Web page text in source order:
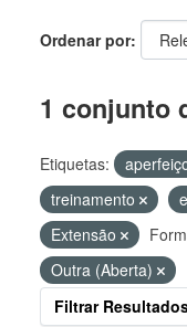
Ordenar por
1 conjunto
Etiquetas:
treinamento
Extensão
Outra (Aberta)
Filtrar